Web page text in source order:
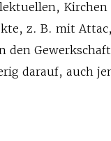
Kirchen
z. B. mit Attac,
den
darauf, auch